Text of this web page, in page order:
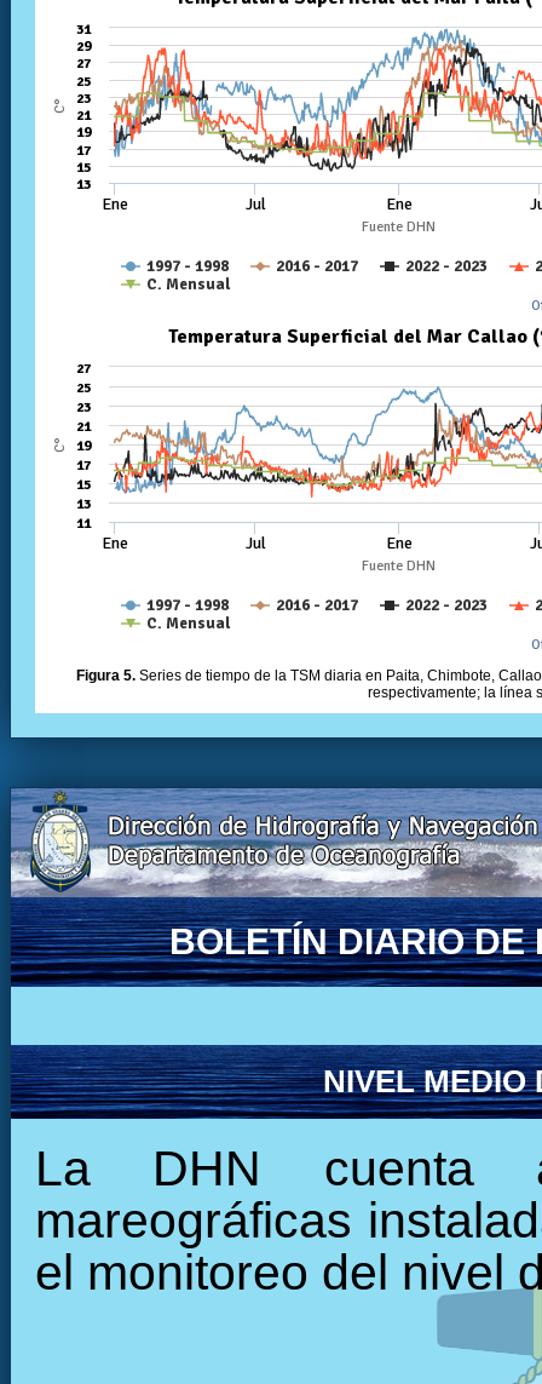
Figura 5. Series de tiempo de la TSM diaria en Paita, Chimbote,
respectivamente; la línea
BOLETÍN DIARIO DE
NIVEL MEDIO
La DHN cuenta
mareográficas
el monitoreo del nivel